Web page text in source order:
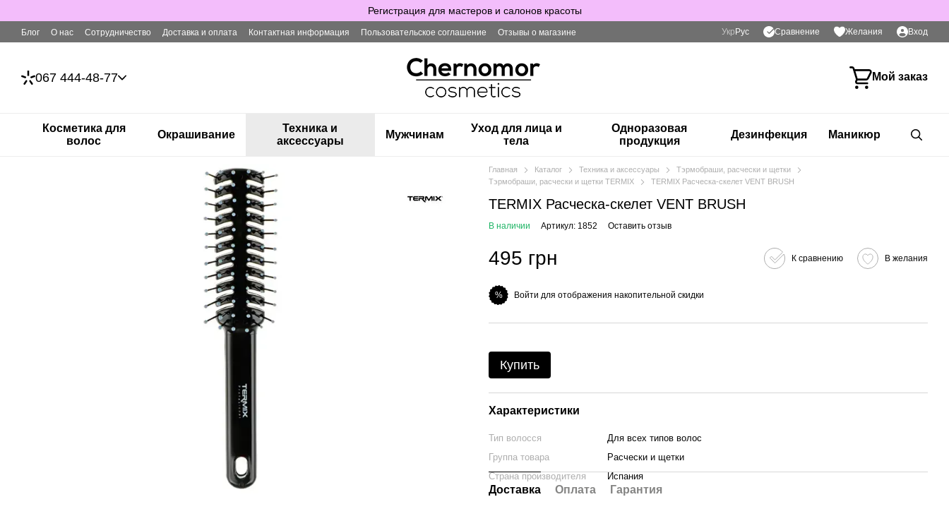
Регистрация для мастеров и салонов красоты
Блог О нас Сотрудничество Доставка и оплата Контактная информация Пользовательское соглашение Отзывы о магазине Укр Рус Сравнение Желания Вход
067 444-48-77 Мой заказ
Косметика для
волос
Окрашивание
Техника и
аксессуары
Мужчинам
Уход для лица и
тела
Одноразовая
продукция
Дезинфекция Маникюр
Главная Каталог Техника и аксессуары
Тэрмобраши, расчески и щетки
Тэрмобраши, расчески и щетки TERMIX
TERMIX Расческа-скелет VENT BRUSH
TERMIX Расческа-скелет VENT BRUSH
В наличии Артикул: 1852 Оставить отзыв
495 грн К сравнению В желания
% Войти для отображения накопительной скидки
Купить
Характеристики
Тип волосся
Для всех типов волос
Группа товара
Расчески и щетки
Страна производителя
Испания
Доставка Оплата Гарантия